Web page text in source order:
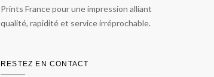
Prints France pour une impression alliant
qualité, rapidité et service irréprochable.
RESTEZ EN CONTACT